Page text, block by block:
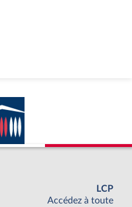
LCP
Accédez à toute